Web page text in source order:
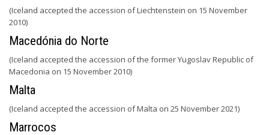
(Iceland accepted the accession of Liechtenstein on 15 November
2010)
Macedónia do Norte
(Iceland accepted the accession of the former Yugoslav Republic of
Macedonia on 15 November 2010)
Malta
(Iceland accepted the accession of Malta on 25 November 2021)
Marrocos